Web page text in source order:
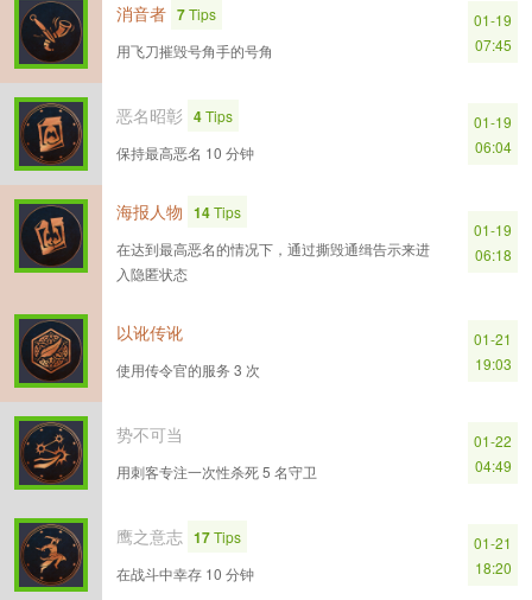
消音者 7Tips
用飞刀摧毁号角手的号角
01-19
07:45
恶名昭彰 4Tips
保持最高恶名 10 分钟
01-19
06:04
海报人物 14Tips
在达到最高恶名的情况下，通过撕毁通缉告示来进
入隐匿状态
01-19
06:18
以讹传讹
使用传令官的服务 3 次
01-21
19:03
势不可当
用刺客专注一次性杀死 5 名守卫
01-22
04:49
鹰之意志 17Tips
在战斗中幸存 10 分钟
01-21
18:20